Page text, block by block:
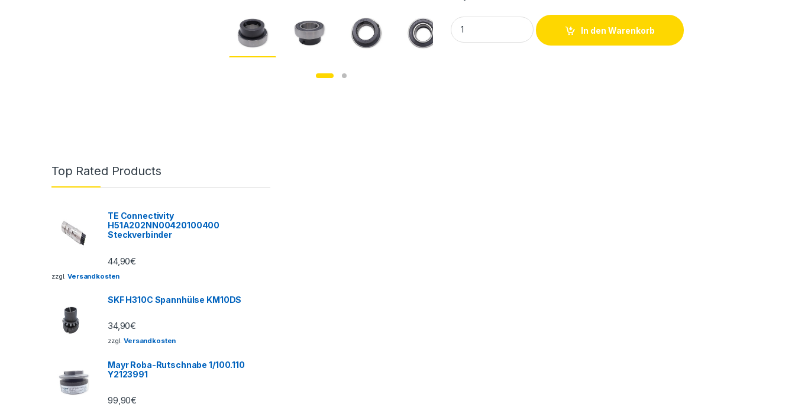
Asami U005 Spannlager 25x47x17,5mm quantity
In den Warenkorb
Top Rated Products
TE Connectivity
H51A202NN00420100400
Steckverbinder
44,90€
zzgl.Versandkosten
SKF H310C Spannhülse KM10DS
34,90€
zzgl.Versandkosten
Mayr Roba-Rutschnabe 1/100.110
Y2123991
99,90€